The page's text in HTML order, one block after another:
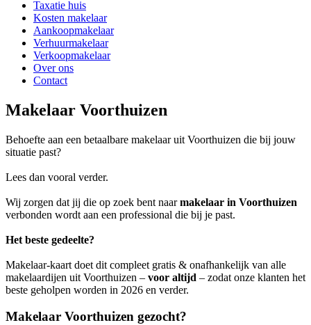
Taxatie huis
Kosten makelaar
Aankoopmakelaar
Verhuurmakelaar
Verkoopmakelaar
Over ons
Contact
Makelaar Voorthuizen
Behoefte aan een betaalbare makelaar uit Voorthuizen die bij jouw
situatie past?
Lees dan vooral verder.
Wij zorgen dat jij die op zoek bent naarmakelaar in Voorthuizen
verbonden wordt aan een professional die bij je past.
Het beste gedeelte?
Makelaar-kaart doet dit compleet gratis & onafhankelijk van alle
makelaardijen uit Voorthuizen – voor altijd – zodat onze klanten het
beste geholpen worden in 2026 en verder.
Makelaar Voorthuizen gezocht?